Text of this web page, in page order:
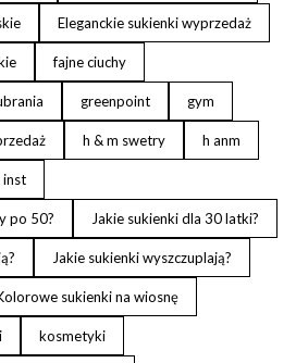
Eleganckie sukienki wyprzedaż
fajne ciuchy
greenpoint gym
h & m swetry h anm
inst
po 50? Jakie sukienki dla 30 latki?
Jakie sukienki wyszczuplają?
sukienki na wiosnę
kosmetyki